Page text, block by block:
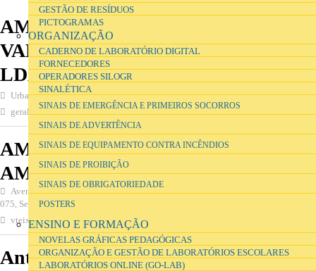
GESTÃO DE RESÍDUOS
PICTOGRAMAS
ORGANIZAÇÃO
CADERNO DE LABORATÓRIO DIGITAL
FORNECEDORES
OPERADORES SILOGR
SINALÉTICA
SINAIS DE EMERGÊNCIA E PRIMEIROS SOCORROS
SINAIS DE ADVERTÊNCIA
SINAIS DE EQUIPAMENTO CONTRA INCÊNDIOS
SINAIS DE PROIBIÇÃO
SINAIS DE OBRIGATORIEDADE
POSTERS
ENSINO E FORMAÇÃO
NOVELAS GRÁFICAS PEDAGÓGICAS
ORGANIZAÇÃO E GESTÃO DE LABORATÓRIOS ESCOLARES
LABORATÓRIOS ONLINE (GO-LAB)
AMBIMOURA - RECOLHA E
VALORIZAÇÃO de RESIDUOS
LDA.
Urbanização Mourasol, Lote 84, Moura 7860-352, Moura
geral.ambimoura@sapo.pt
285253860
AMBISIDER - RECUPERAÇÕES
AMBIENTAIS, S.A.
Avenida da Siderurgia Nacional, n.º 1 - edifício SN, Aldeia de Paio Pires 2840-
075, Seixal
vteixeira@ambisider.com
212278704
António de Oliveira Cerqueira